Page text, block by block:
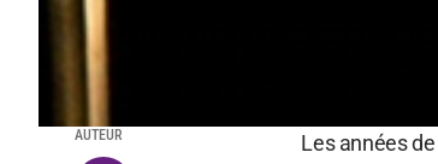
AUTEUR
Les années